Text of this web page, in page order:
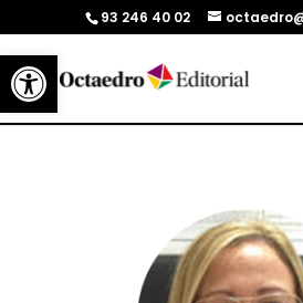
Abrir barra de herramientas
93 246 40 02